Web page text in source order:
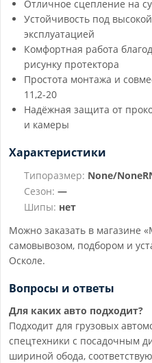
Отличное сцепление на
Устойчивость под
эксплуатацией
Комфортная работа
рисунку протектора
Простота монтажа и
11,2-20
Надёжная защита от
и камеры
Характеристики
Типоразмер: None/
Сезон: —
Шипы: нет
Можно заказать в магазине
самовывозом, подбором и
Осколе.
Вопросы и ответы
Для каких авто подходит?
Подходит для грузовых
спецтехники с посадочным
шириной обода,